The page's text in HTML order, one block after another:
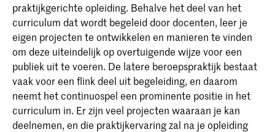
praktijkgerichte opleiding. Behalve het deel van het
curriculum dat wordt begeleid door docenten, leer je
eigen projecten te ontwikkelen en manieren te vinden
om deze uiteindelijk op overtuigende wijze voor een
publiek uit te voeren. De latere beroepspraktijk bestaat
vaak voor een flink deel uit begeleiding, en daarom
neemt het continuospel een prominente positie in het
curriculum in. Er zijn veel projecten waaraan je kan
deelnemen, en die praktijkervaring zal na je opleiding